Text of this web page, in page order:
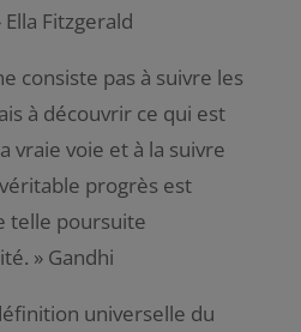
Ella Fitzgerald
consiste pas à suivre les
à découvrir ce qui est
vraie voie et à la suivre
progrès est
telle poursuite
. » Gandhi
universelle du